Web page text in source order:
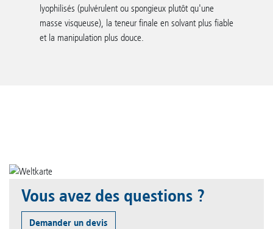
lyophilisés (pulvérulent ou spongieux plutôt qu'une
masse visqueuse), la teneur finale en solvant plus fiable
et la manipulation plus douce.
Vous avez des questions ?
Demander un devis